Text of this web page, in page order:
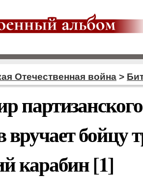
Отечественная война >
вручает бойцу
карабин [1]